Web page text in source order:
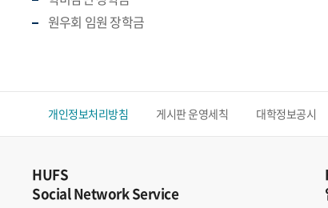
원우회 임원 장학금
개인정보처리방침 게시판 운영세칙 대학정보공시
HUFS
Social Network Service